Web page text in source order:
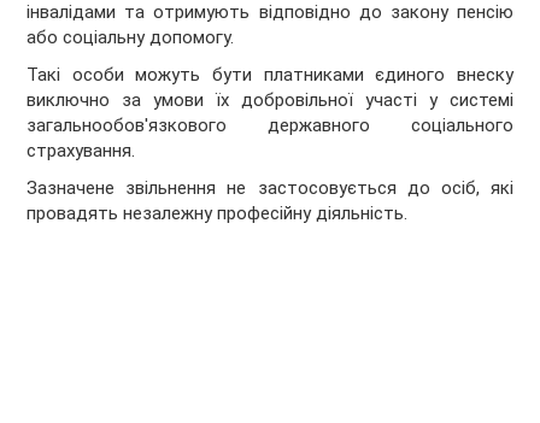
інвалідами та отримують відповідно до закону пенсію
або соціальну допомогу.
Такі особи можуть бути платниками єдиного внеску
виключно за умови їх добровільної участі у системі
загальнообов'язкового державного соціального
страхування.
Зазначене звільнення не застосовується до осіб, які
провадять незалежну професійну діяльність.